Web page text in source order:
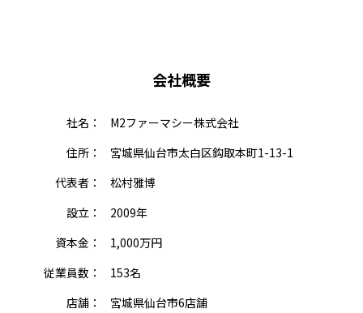
会社概要
社名：
M2ファーマシー株式会社
住所：
宮城県仙台市太白区鈎取本町1-13-1
代表者：
松村雅博
設立：
2009年
資本金：
1,000万円
従業員数：
153名
店舗：
宮城県仙台市6店舗